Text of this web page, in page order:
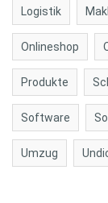
Logistik
Onlineshop
Produkte
Software
Umzug